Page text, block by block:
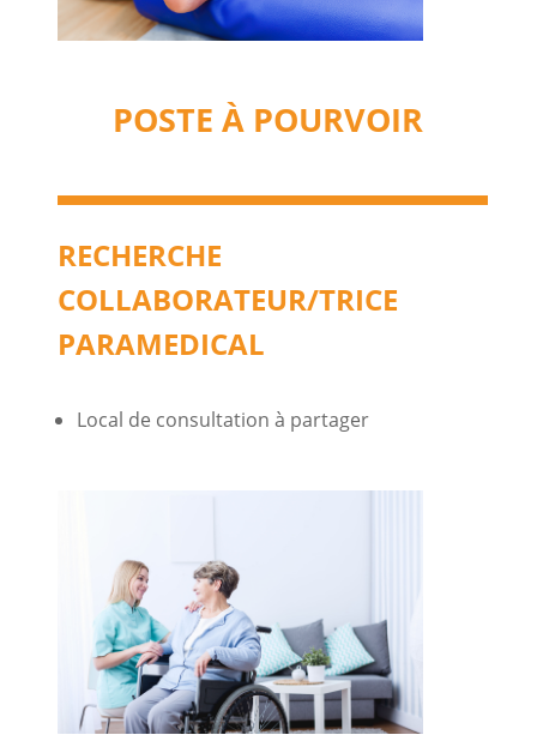
POSTE À POURVOIR
RECHERCHE
COLLABORATEUR/TRICE
PARAMEDICAL
Local de consultation à partager